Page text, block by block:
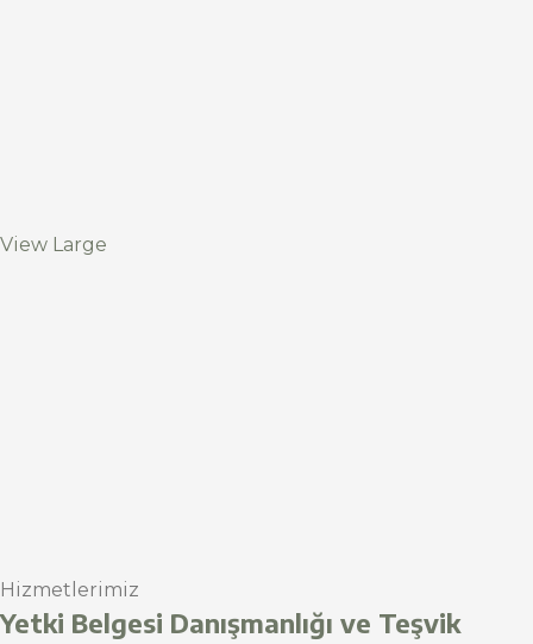
View Large
Hizmetlerimiz
Yetki Belgesi Danışmanlığı ve Teşvik